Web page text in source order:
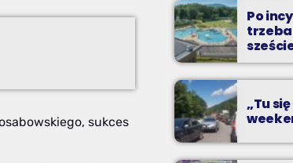
sukces
Kilkadziesiąt
Po
trzeba
„Tu